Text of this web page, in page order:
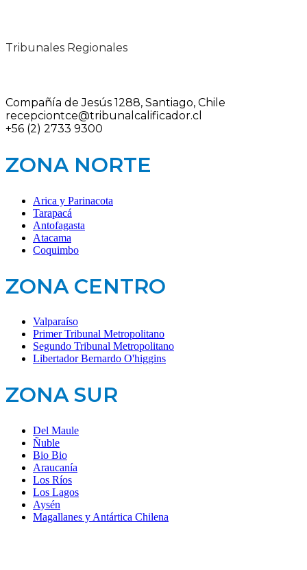
Tribunales Regionales
Compañía de Jesús 1288, Santiago, Chile
recepciontce@tribunalcalificador.cl
+56 (2) 2733 9300
ZONA NORTE
Arica y Parinacota
Tarapacá
Antofagasta
Atacama
Coquimbo
ZONA CENTRO
Valparaíso
Primer Tribunal Metropolitano
Segundo Tribunal Metropolitano
Libertador Bernardo O'higgins
ZONA SUR
Del Maule
Ñuble
Bio Bio
Araucanía
Los Ríos
Los Lagos
Aysén
Magallanes y Antártica Chilena